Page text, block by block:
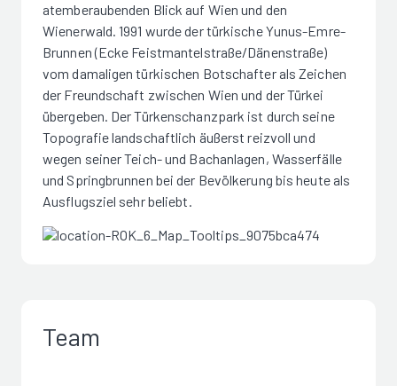
atemberaubenden Blick auf Wien und den
Wienerwald. 1991 wurde der türkische Yunus-Emre-
Brunnen (Ecke Feistmantelstraße/Dänenstraße)
vom damaligen türkischen Botschafter als Zeichen
der Freundschaft zwischen Wien und der Türkei
übergeben. Der Türkenschanzpark ist durch seine
Topografie landschaftlich äußerst reizvoll und
wegen seiner Teich- und Bachanlagen, Wasserfälle
und Springbrunnen bei der Bevölkerung bis heute als
Ausflugsziel sehr beliebt.
Team